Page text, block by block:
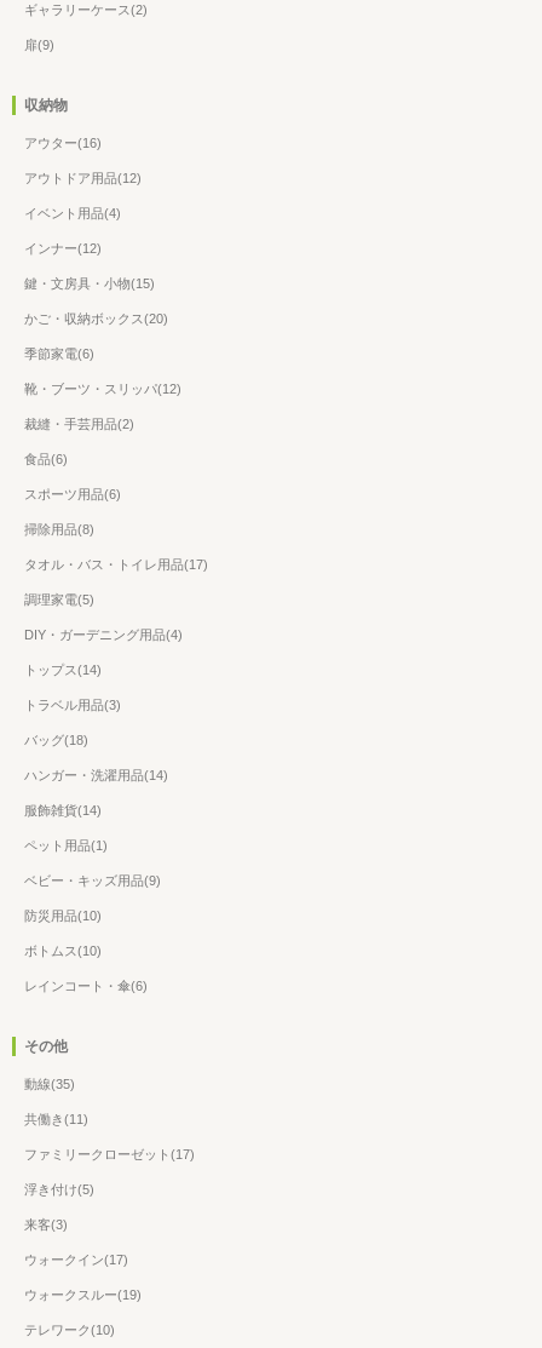
ギャラリーケース(2)
扉(9)
収納物
アウター(16)
アウトドア用品(12)
イベント用品(4)
インナー(12)
鍵・文房具・小物(15)
かご・収納ボックス(20)
季節家電(6)
靴・ブーツ・スリッパ(12)
裁縫・手芸用品(2)
食品(6)
スポーツ用品(6)
掃除用品(8)
タオル・バス・トイレ用品(17)
調理家電(5)
DIY・ガーデニング用品(4)
トップス(14)
トラベル用品(3)
バッグ(18)
ハンガー・洗濯用品(14)
服飾雑貨(14)
ペット用品(1)
ベビー・キッズ用品(9)
防災用品(10)
ボトムス(10)
レインコート・傘(6)
その他
動線(35)
共働き(11)
ファミリークローゼット(17)
浮き付け(5)
来客(3)
ウォークイン(17)
ウォークスルー(19)
テレワーク(10)